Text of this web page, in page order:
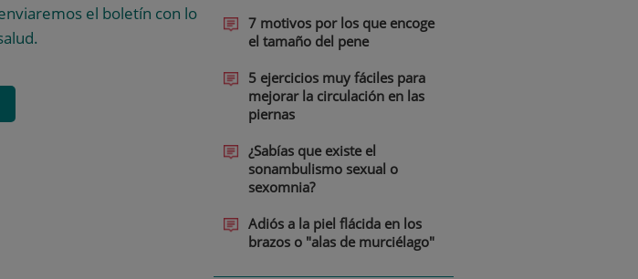
el boletín con lo
7 motivos por los que encoge
el tamaño del pene
5 ejercicios muy fáciles para
mejorar la circulación en las
piernas
¿Sabías que existe el
sonambulismo sexual o
sexomnia?
Adiós a la piel flácida en los
brazos o "alas de murciélago"